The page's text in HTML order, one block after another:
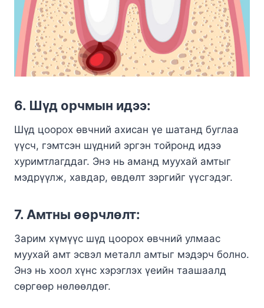
6. Шүд орчмын идээ:
Шүд цоорох өвчний ахисан үе шатанд буглаа
үүсч, гэмтсэн шүдний эргэн тойронд идээ
хуримтлагддаг. Энэ нь аманд муухай амтыг
мэдрүүлж, хавдар, өвдөлт зэргийг үүсгэдэг.
7. Амтны өөрчлөлт:
Зарим хүмүүс шүд цоорох өвчний улмаас
муухай амт эсвэл металл амтыг мэдэрч болно.
Энэ нь хоол хүнс хэрэглэх үеийн таашаалд
сөргөөр нөлөөлдөг.